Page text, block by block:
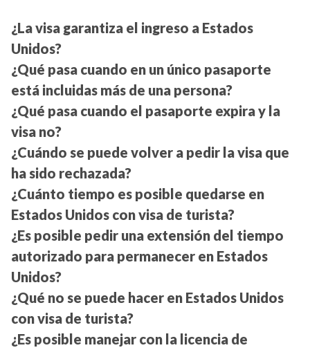
¿La visa garantiza el ingreso a Estados
Unidos?
¿Qué pasa cuando en un único pasaporte
está incluidas más de una persona?
¿Qué pasa cuando el pasaporte expira y la
visa no?
¿Cuándo se puede volver a pedir la visa que
ha sido rechazada?
¿Cuánto tiempo es posible quedarse en
Estados Unidos con visa de turista?
¿Es posible pedir una extensión del tiempo
autorizado para permanecer en Estados
Unidos?
¿Qué no se puede hacer en Estados Unidos
con visa de turista?
¿Es posible manejar con la licencia de